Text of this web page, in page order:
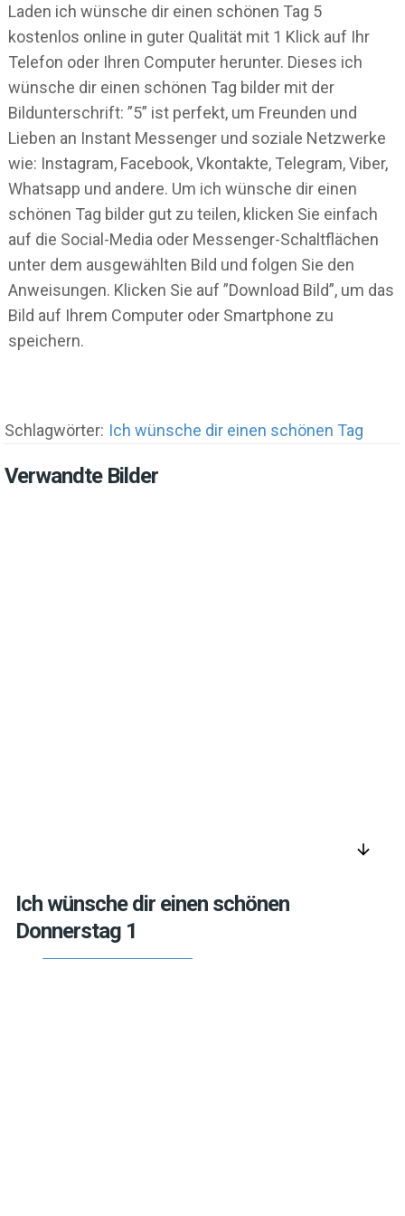
Laden ich wünsche dir einen schönen Tag 5
kostenlos online in guter Qualität mit 1 Klick auf Ihr
Telefon oder Ihren Computer herunter. Dieses ich
wünsche dir einen schönen Tag bilder mit der
Bildunterschrift: ”5” ist perfekt, um Freunden und
Lieben an Instant Messenger und soziale Netzwerke
wie: Instagram, Facebook, Vkontakte, Telegram, Viber,
Whatsapp und andere. Um ich wünsche dir einen
schönen Tag bilder gut zu teilen, klicken Sie einfach
auf die Social-Media oder Messenger-Schaltflächen
unter dem ausgewählten Bild und folgen Sie den
Anweisungen. Klicken Sie auf ”Download Bild”, um das
Bild auf Ihrem Computer oder Smartphone zu
speichern.
Schlagwörter: Ich wünsche dir einen schönen Tag
Verwandte Bilder
arrow_downward
Ich wünsche dir einen schönen
Donnerstag 1